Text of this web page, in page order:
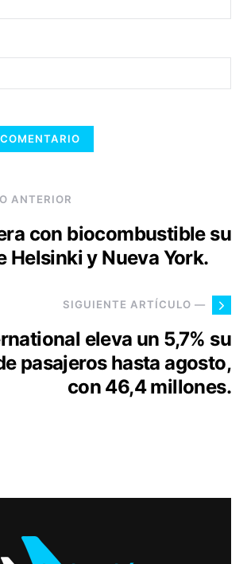
ANTERIOR
con biocombustible su
Helsinki y Nueva York.
SIGUIENTE ARTÍCULO —
eleva un 5,7% su
pasajeros hasta agosto,
con 46,4 millones.